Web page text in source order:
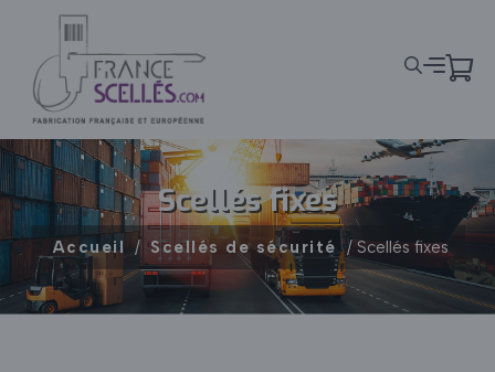
Panneau de gestion des cookies
Scellés fixes
Accueil / Scellés de sécurité / Scellés fixes